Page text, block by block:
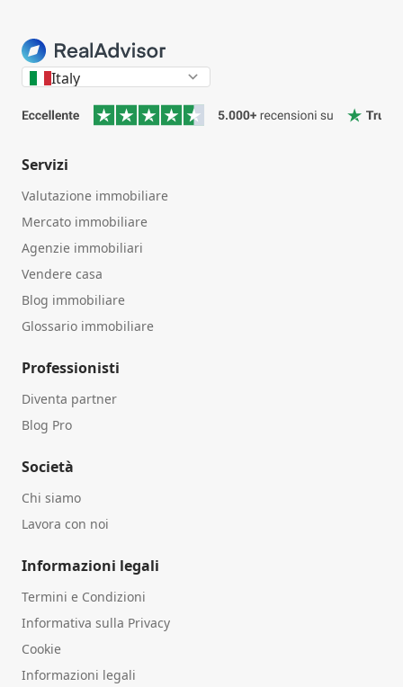
Italy
Servizi
Valutazione immobiliare
Mercato immobiliare
Agenzie immobiliari
Vendere casa
Blog immobiliare
Glossario immobiliare
Professionisti
Diventa partner
Blog Pro
Società
Chi siamo
Lavora con noi
Informazioni legali
Termini e Condizioni
Informativa sulla Privacy
Cookie
Informazioni legali